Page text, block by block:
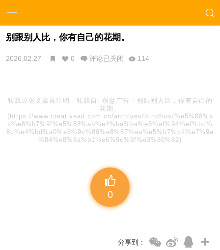
别跟别人比，你有自己的花期。
2026.02.27 0 评论已关闭 114
转载原创文章请注明，转载自: 创意广告 - 别跟别人比，你有自己的
花期。
(https://www.creativead.com.cn/archives/blindbox/%e5%88%a
b%e8%b7%9f%e5%88%ab%e4%ba%ba%e6%af%94%ef%bc%
8c%e4%bd%a0%e6%9c%89%e8%87%aa%e5%b7%b1%e7%9a
%84%e8%8a%b1%e6%9c%9f%e3%80%82)
0
分享到：